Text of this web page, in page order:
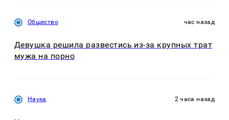
Общество час назад
Девушка решила развестись из-за крупных трат
мужа на порно
Наука 2 часа назад